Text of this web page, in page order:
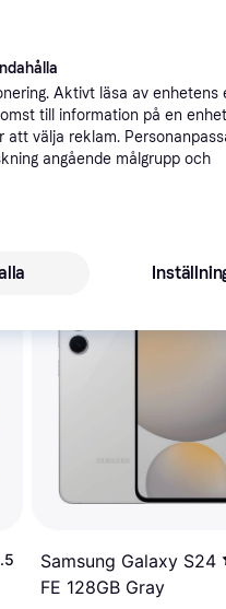
Fri frakt ,Idag7
Samsung Galaxy S24
FE 128GB Gray
Aktivt läsa av enhetens
till information på en
välja reklam.
angående målgrupp och